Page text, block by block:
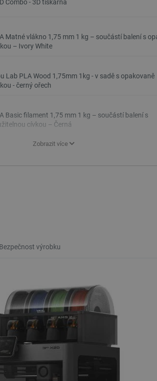
Combo - 3D tiskárna
Matné vlákno 1,75 mm 1 kg – součástí balení s
– Ivory White
Lab PLA Wood 1,75mm 1kg - v sadě s opakovaně
- černý ořech
Basic filament 1,75 mm 1 kg – součástí balení s
cívkou – Černá
- Modrá šedá
Zobrazit více
Bezpečnost výrobku